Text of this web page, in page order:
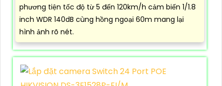
phương tiện tốc độ từ 5 đến 120km/h cảm biến 1/1.8
inch WDR 140dB cùng hồng ngoại 60m mang lại
hình ảnh rõ nét.